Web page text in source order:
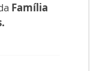
Família